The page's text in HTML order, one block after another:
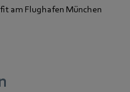
am Flughafen München